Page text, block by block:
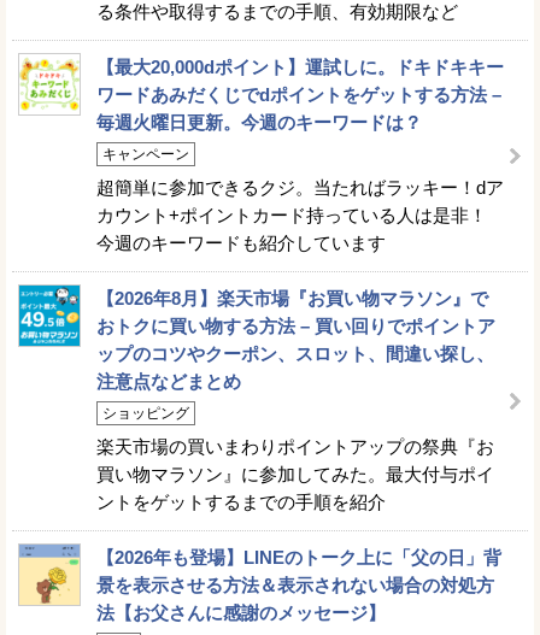
る条件や取得するまでの手順、有効期限など
【最大20,000dポイント】運試しに。ドキドキキー
ワードあみだくじでdポイントをゲットする方法 –
毎週火曜日更新。今週のキーワードは？
キャンペーン
超簡単に参加できるクジ。当たればラッキー！dア
カウント+ポイントカード持っている人は是非！
今週のキーワードも紹介しています
【2026年8月】楽天市場『お買い物マラソン』で
おトクに買い物する方法 – 買い回りでポイントア
ップのコツやクーポン、スロット、間違い探し、
注意点などまとめ
ショッピング
楽天市場の買いまわりポイントアップの祭典『お
買い物マラソン』に参加してみた。最大付与ポイ
ントをゲットするまでの手順を紹介
【2026年も登場】LINEのトーク上に「父の日」背
景を表示させる方法＆表示されない場合の対処方
法【お父さんに感謝のメッセージ】